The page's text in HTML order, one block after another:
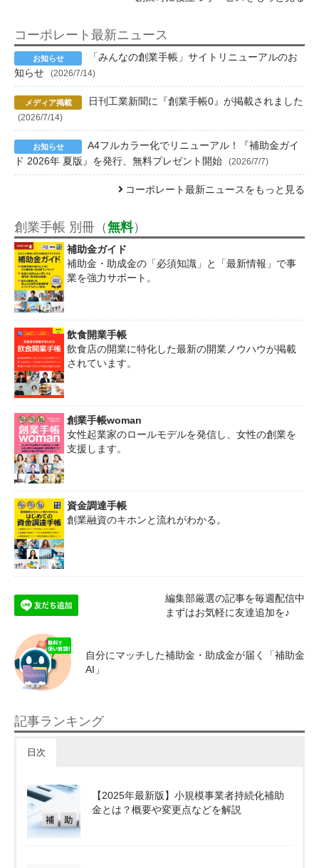
コーポレート最新ニュース
「みんなの創業手帳」サイトリニューアルのお
知らせ
(2026/7/14)
日刊工業新聞に『創業手帳0』が掲載されました
(2026/7/14)
A4フルカラー化でリニューアル！『補助金ガイ
ド 2026年 夏版』を発行、無料プレゼント開始
(2026/7/7)
コーポレート最新ニュースをもっと見る
創業手帳 別冊（無料）
補助金ガイド
補助金・助成金の「必須知識」と「最新情報」で事
業を強力サポート。
飲食開業手帳
飲食店の開業に特化した最新の開業ノウハウが掲載
されています。
創業手帳woman
女性起業家のロールモデルを発信し、女性の創業を
支援します。
資金調達手帳
創業融資のキホンと流れがわかる。
編集部厳選の記事を毎週配信中
まずはお気軽に友達追加を♪
自分にマッチした補助金・助成金が届く「補助金
AI」
記事ランキング
日次
【2025年最新版】小規模事業者持続化補助
金とは？概要や変更点などを解説